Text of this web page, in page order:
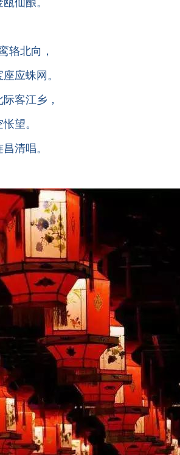
仙酿。
辂北向，
应蛛网。
客江乡，
怅望。
清唱。